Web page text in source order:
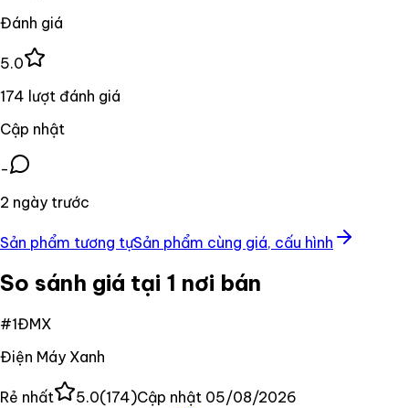
Đánh giá
5.0
174 lượt đánh giá
Cập nhật
-
2 ngày trước
Sản phẩm tương tựSản phẩm cùng giá, cấu hình
So sánh giá tại 1 nơi bán
#1ĐMX
Điện Máy Xanh
Rẻ nhất 5.0(174)Cập nhật 05/08/2026